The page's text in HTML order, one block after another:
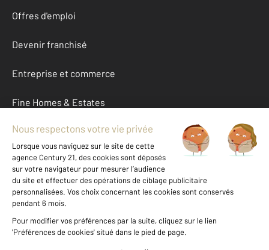
Offres d'emploi
Devenir franchisé
Entreprise et commerce
Fine Homes & Estates
À propos
International
Nous contacter